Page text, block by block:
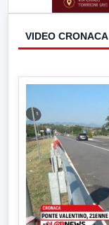
VIDEO CRONACA